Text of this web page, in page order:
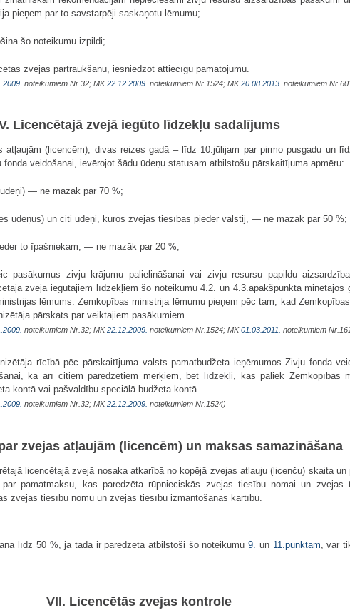
pieņem par to savstarpēji saskaņotu lēmumu;
šo noteikumu izpildi;
zvejas pārtraukšanu, iesniedzot attiecīgu pamatojumu.
noteikumiem Nr.32; MK22.12.2009. noteikumiem Nr.1524; MK20.08.2013. noteikumiem
Licencētajā zvejā iegūto līdzekļu sadalījums
(licencēm), divas reizes gadā – līdz 10.jūlijam par pirmo pusgadu un
veidošanai, ievērojot šādu ūdeņu statusam atbilstošu pārskaitījuma apmēru:
— ne mazāk par 70 %;
ūdeņus) un citi ūdeņi, kuros zvejas tiesības pieder valstij, — ne mazāk par 50 %;
to īpašniekam, — ne mazāk par 20 %;
pasākumus zivju krājumu palielināšanai vai zivju resursu papildu
zvejā iegūtajiem līdzekļiem šo noteikumu 4.2. un 4.3.apakšpunktā
lēmums. Zemkopības ministrija lēmumu pieņem pēc tam, kad
pārskats par veiktajiem pasākumiem.
noteikumiem Nr.32; MK22.12.2009. noteikumiem Nr.1524; MK01.03.2011. noteikumiem
rīcībā pēc pārskaitījuma valsts pamatbudžeta ieņēmumos Zivju fonda
kā arī citiem paredzētiem mērķiem, bet līdzekļi, kas paliek Zemkopības
kontā vai pašvaldību speciālā budžeta kontā.
noteikumiem Nr.32; MK22.12.2009. noteikumiem Nr.1524)
zvejas atļaujām (licencēm) un maksas samazināšana
licencētajā zvejā nosaka atkarībā no kopējā zvejas atļauju (licenču) skaita
pamatmaksu, kas paredzēta rūpnieciskās zvejas tiesību nomai un zvejas
zvejas tiesību nomu un zvejas tiesību izmantošanas kārtību.
līdz 50 %, ja tāda ir paredzēta atbilstoši šo noteikumu9. un 11.punktam , var
VII. Licencētās zvejas kontrole